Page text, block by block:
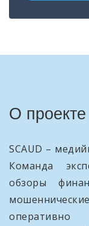
О проекте
SCAUD –
Команда
обзоры